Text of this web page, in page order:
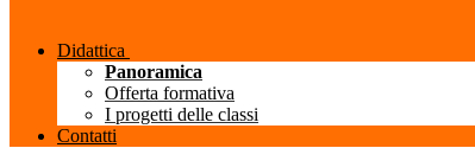
Didattica
Panoramica
Offerta formativa
I progetti delle classi
Contatti